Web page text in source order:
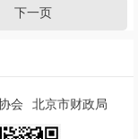
下一页
会 北京市财政局